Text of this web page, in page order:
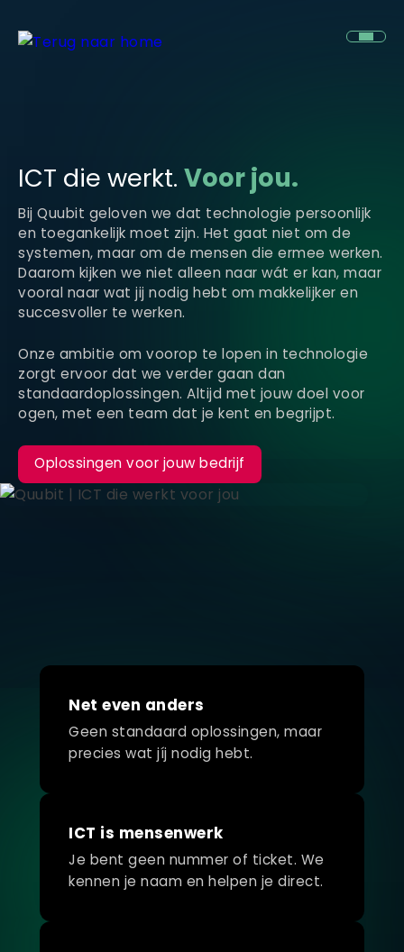
ICT die werkt. Voor jou.
Bij Quubit geloven we dat technologie persoonlijk
en toegankelijk moet zijn. Het gaat niet om de
systemen, maar om de mensen die ermee werken.
Daarom kijken we niet alleen naar wát er kan, maar
vooral naar wat jij nodig hebt om makkelijker en
succesvoller te werken.
Onze ambitie om voorop te lopen in technologie
zorgt ervoor dat we verder gaan dan
standaardoplossingen. Altijd met jouw doel voor
ogen, met een team dat je kent en begrijpt.
Oplossingen voor jouw bedrijf
Net even anders
Geen standaard oplossingen, maar
precies wat jíj nodig hebt.
ICT is mensenwerk
Je bent geen nummer of ticket. We
kennen je naam en helpen je direct.